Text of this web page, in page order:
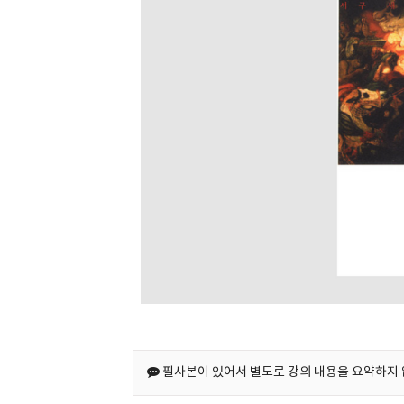
필사본이 있어서 별도로 강의 내용을 요약하지